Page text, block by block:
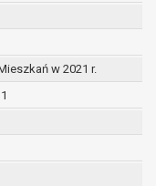
w 2021 r.
trwałości
przysługuje
oraz
art. 15